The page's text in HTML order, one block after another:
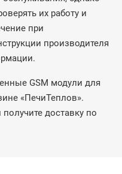
их работу и
при
производителя
GSM модули для
«ПечиТеплов».
доставку по